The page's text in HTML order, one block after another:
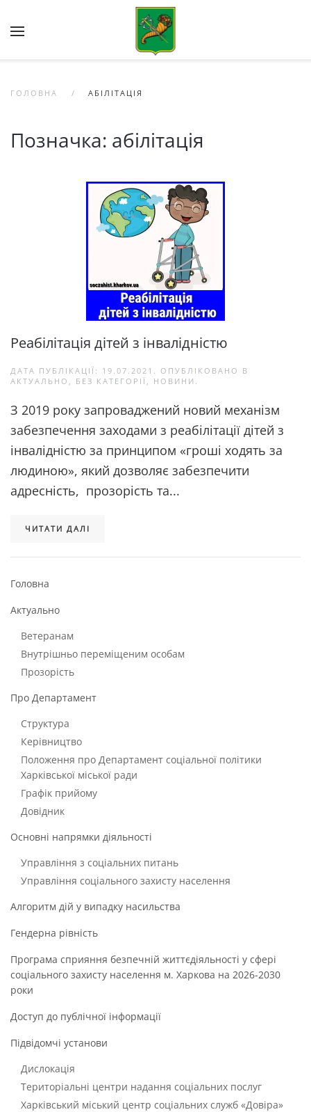
Skip to main content
ГОЛОВНА АБІЛІТАЦІЯ
Позначка: абілітація
Реабілітація дітей з інвалідністю
ДАТА ПУБЛІКАЦІЇ: 19.07.2021 . ОПУБЛІКОВАНО В
АКТУАЛЬНО , БЕЗ КАТЕГОРІЇ , НОВИНИ .
З 2019 року запроваджений новий механізм
забезпечення заходами з реабілітації дітей з
інвалідністю за принципом «гроші ходять за
людиною», який дозволяє забезпечити
адресність, прозорість та...
ЧИТАТИ ДАЛІ
Головна
Актуально
Ветеранам
Внутрішньо переміщеним особам
Прозорість
Про Департамент
Структура
Керівництво
Положення про Департамент соціальної політики
Харківської міської ради
Графік прийому
Довідник
Основні напрямки діяльності
Управління з соціальних питань
Управління соціального захисту населення
Алгоритм дій у випадку насильства
Гендерна рівність
Програма сприяння безпечній життєдіяльності у сфері
соціального захисту населення м. Харкова на 2026-2030
роки
Доступ до публічної інформації
Підвідомчі установи
Дислокація
Територіальні центри надання соціальних послуг
Харківський міський центр соціальних служб «Довіра»